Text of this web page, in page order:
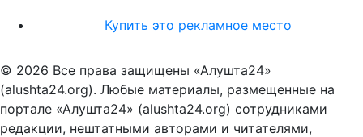
Купить это рекламное место
© 2026 Все права защищены «Алушта24»
(alushta24.org). Любые материалы, размещенные на
портале «Алушта24» (alushta24.org) сотрудниками
редакции, нештатными авторами и читателями,